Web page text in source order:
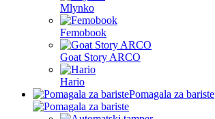
Mlynko
Femobook
Goat Story ARCO
Hario
Pomagala za bariste